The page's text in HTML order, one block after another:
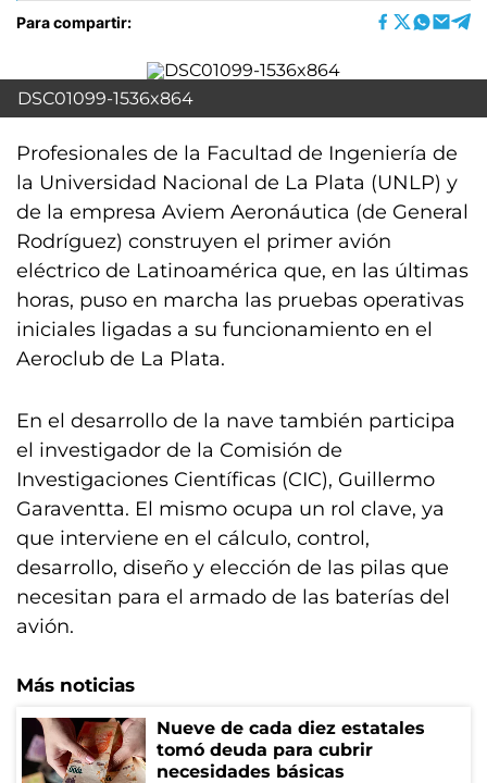
Para compartir:
DSC01099-1536x864
Profesionales de la Facultad de Ingeniería de
la Universidad Nacional de La Plata (UNLP) y
de la empresa Aviem Aeronáutica (de General
Rodríguez) construyen el primer avión
eléctrico de Latinoamérica que, en las últimas
horas, puso en marcha las pruebas operativas
iniciales ligadas a su funcionamiento en el
Aeroclub de La Plata.
En el desarrollo de la nave también participa
el investigador de la Comisión de
Investigaciones Científicas (CIC), Guillermo
Garaventta. El mismo ocupa un rol clave, ya
que interviene en el cálculo, control,
desarrollo, diseño y elección de las pilas que
necesitan para el armado de las baterías del
avión.
Más noticias
Nueve de cada diez estatales
tomó deuda para cubrir
necesidades básicas